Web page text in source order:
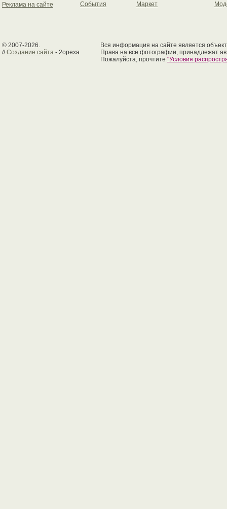
Реклама на сайте
События
Маркет
© 2007-2026.
//Создание сайта - 2opexa
Вся информация на сайте является
Права на все фотографии, принадлежат
Пожалуйста, прочтите "Условия